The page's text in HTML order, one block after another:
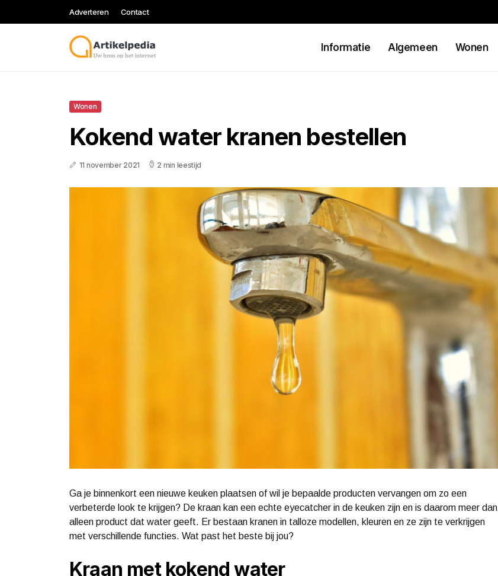
Adverteren Contact
Informatie Algemeen Wonen
Wonen
Kokend water kranen bestellen
11 november 2021 2 min leestijd
Ga je binnenkort een nieuwe keuken plaatsen of wil je bepaalde producten vervangen om zo een
verbeterde look te krijgen? De kraan kan een echte eyecatcher in de keuken zijn en is daarom meer dan
alleen product dat water geeft. Er bestaan kranen in talloze modellen, kleuren en ze zijn te verkrijgen
met verschillende functies. Wat past het beste bij jou?
Kraan met kokend water